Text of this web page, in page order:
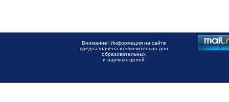
Внимание! Информация на сайте
предназначена исключительно для
образовательных
и научных целей